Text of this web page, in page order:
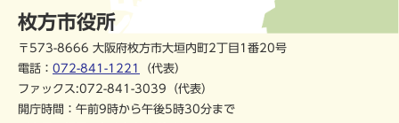
枚方市役所
〒573-8666 大阪府枚方市大垣内町2丁目1番20号
電話： 072-841-1221
（代表）
ファックス:072-841-3039（代表）
開庁時間：午前9時から午後5時30分まで